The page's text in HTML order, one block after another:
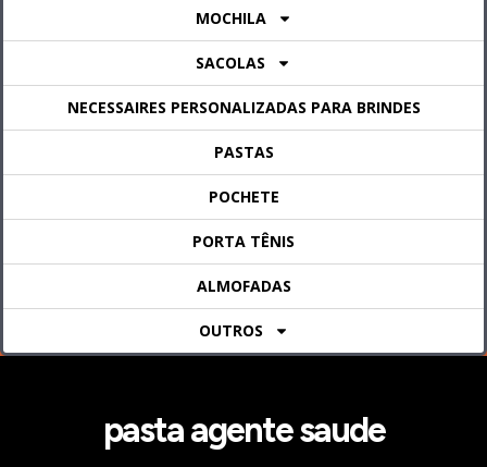
MOCHILA
SACOLAS
NECESSAIRES PERSONALIZADAS PARA BRINDES
PASTAS
POCHETE
PORTA TÊNIS
ALMOFADAS
OUTROS
pasta agente saude